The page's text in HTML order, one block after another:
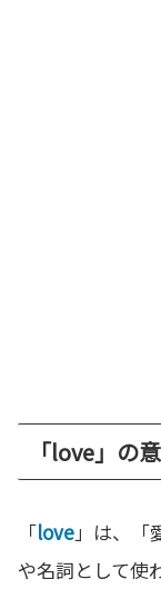
「love」の
「love」は、「
や名詞として使